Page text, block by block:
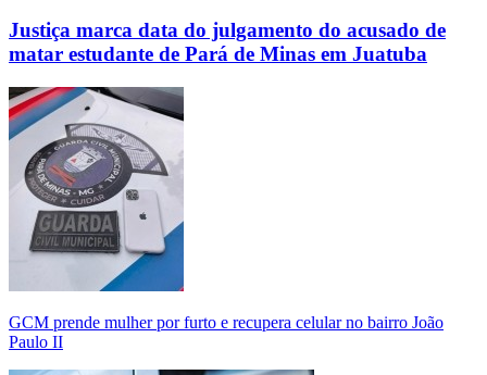
Justiça marca data do julgamento do acusado de
matar estudante de Pará de Minas em Juatuba
GCM prende mulher por furto e recupera celular no bairro João
Paulo II